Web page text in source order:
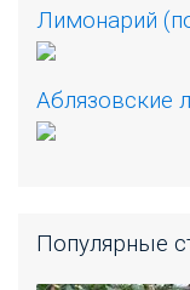
Лимонарий
Аблязовские
Популярные